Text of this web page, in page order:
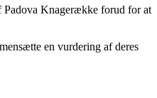
Padova Knagerække forud for at
en vurdering af deres